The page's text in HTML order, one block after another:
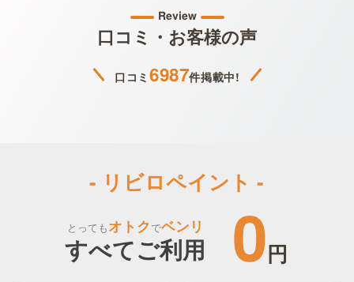
Review
口コミ・お客様の声
口コミ 6987件掲載中!
- リビロペイント -
とってもオトクでベンリ
すべてご利用 0円